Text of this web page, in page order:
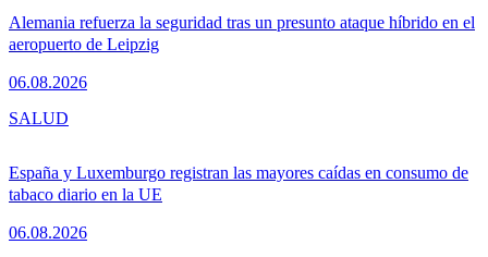
Alemania refuerza la seguridad tras un presunto ataque híbrido en el
aeropuerto de Leipzig
06.08.2026
España y Luxemburgo registran las mayores caídas en consumo de
tabaco diario en la UE
06.08.2026
SALUD